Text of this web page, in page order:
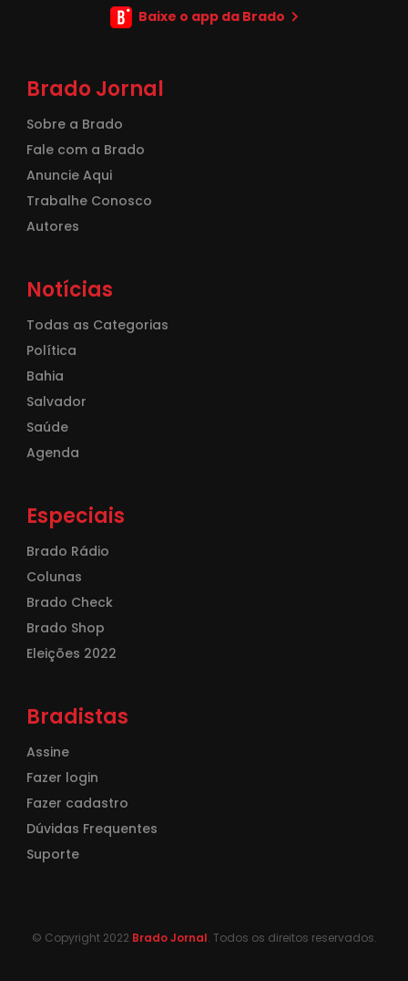
Baixe o app da Brado
Brado Jornal
Sobre a Brado
Fale com a Brado
Anuncie Aqui
Trabalhe Conosco
Autores
Notícias
Todas as Categorias
Política
Bahia
Salvador
Saúde
Agenda
Especiais
Brado Rádio
Colunas
Brado Check
Brado Shop
Eleições 2022
Bradistas
Assine
Fazer login
Fazer cadastro
Dúvidas Frequentes
Suporte
© Copyright 2022 Brado Jornal. Todos os direitos reservados.